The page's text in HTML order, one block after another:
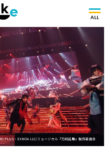
ALL
PLUS・EXNOA LLC/ミュージカル『刀剣乱舞』製作委員会